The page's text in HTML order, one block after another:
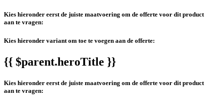
Kies hieronder eerst de juiste maatvoering om de offerte voor dit product
aan te vragen:
Kies hieronder variant om toe te voegen aan de offerte:
{{ $parent.heroTitle }}
Kies hieronder eerst de juiste maatvoering om de offerte voor dit product
aan te vragen: